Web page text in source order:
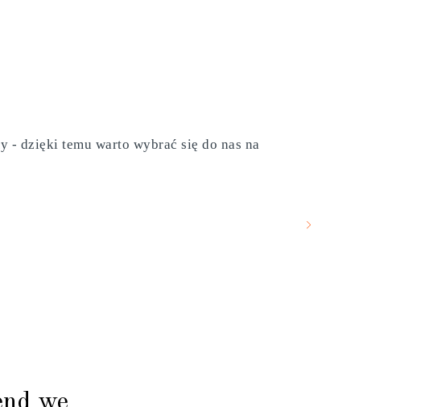
- dzięki temu warto wybrać się do nas na